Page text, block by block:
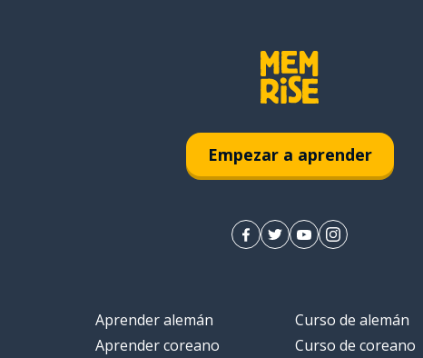
Empezar a aprender
Aprender alemán
Aprender coreano
Curso de alemán
Curso de coreano